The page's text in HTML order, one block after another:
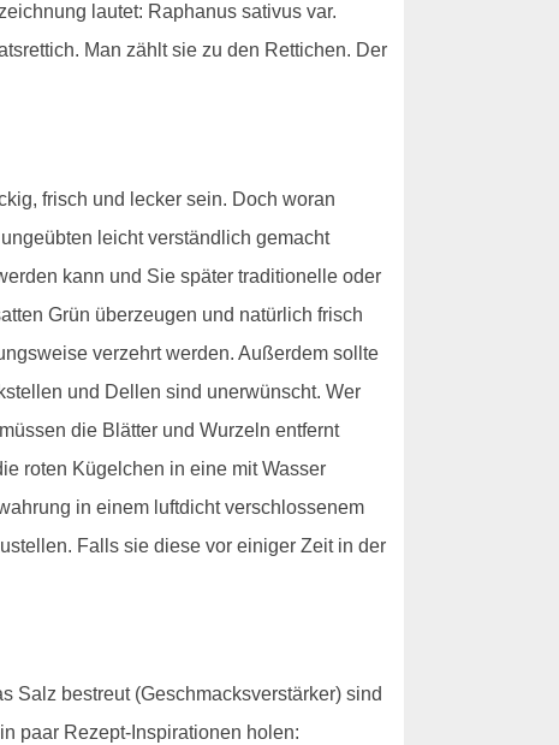
lautet: Raphanus sativus var.
Man zählt sie zu den Rettichen. Der
frisch und lecker sein. Doch woran
leicht verständlich gemacht
kann und Sie später traditionelle oder
Grün überzeugen und natürlich frisch
verzehrt werden. Außerdem sollte
und Dellen sind unerwünscht. Wer
die Blätter und Wurzeln entfernt
roten Kügelchen in eine mit Wasser
in einem luftdicht verschlossenem
Falls sie diese vor einiger Zeit in der
Salz bestreut (Geschmacksverstärker) sind
paar Rezept-Inspirationen holen: